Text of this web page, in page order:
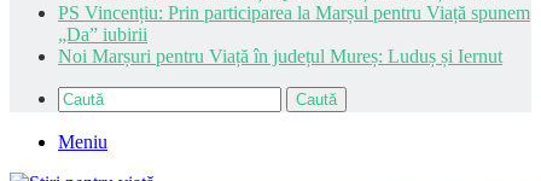
PS Vincențiu: Prin participarea la Marșul pentru Viață spunem
„Da” iubirii
Noi Marșuri pentru Viață în județul Mureș: Luduș și Iernut
Caută
Meniu